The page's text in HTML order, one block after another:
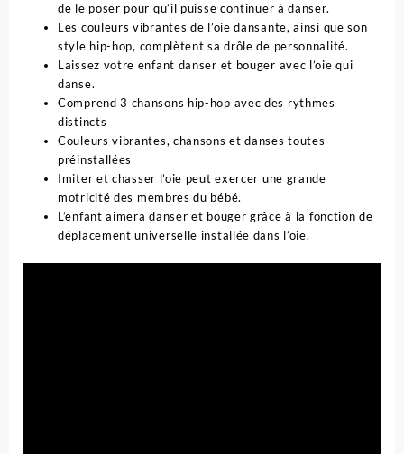
de le poser pour qu’il puisse continuer à danser.
Les couleurs vibrantes de l’oie dansante, ainsi que son
style hip-hop, complètent sa drôle de personnalité.
Laissez votre enfant danser et bouger avec l’oie qui
danse.
Comprend 3 chansons hip-hop avec des rythmes
distincts
Couleurs vibrantes, chansons et danses toutes
préinstallées
Imiter et chasser l’oie peut exercer une grande
motricité des membres du bébé.
L’enfant aimera danser et bouger grâce à la fonction de
déplacement universelle installée dans l’oie.